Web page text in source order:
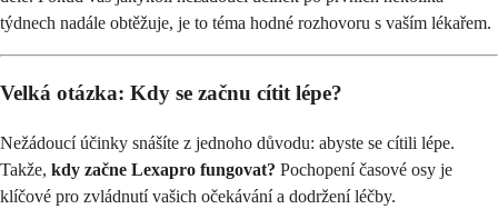
týdnech nadále obtěžuje, je to téma hodné rozhovoru s vaším lékařem.
Velká otázka: Kdy se začnu cítit lépe?
Nežádoucí účinky snášíte z jednoho důvodu: abyste se cítili lépe.
Takže, kdy začne Lexapro fungovat? Pochopení časové osy je
klíčové pro zvládnutí vašich očekávání a dodržení léčby.